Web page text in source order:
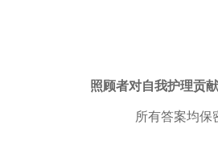
照顾者对自我护理贡
所有答案均保